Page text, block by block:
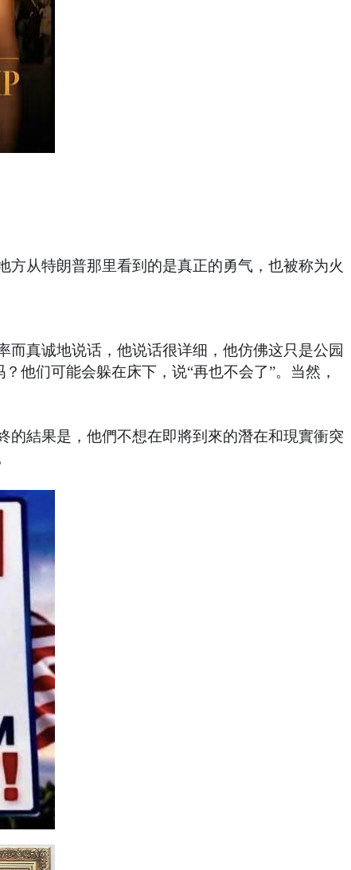
从特朗普那里看到的是真正的勇气，也被称为火
真诚地说话，他说话很详细，他仿佛这只是公园
他们可能会躲在床下，说“再也不会了”。当然，
結果是，他們不想在即將到來的潛在和現實衝突